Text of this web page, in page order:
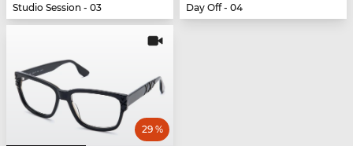
Studio Session - 03
Day Off - 04
29 %